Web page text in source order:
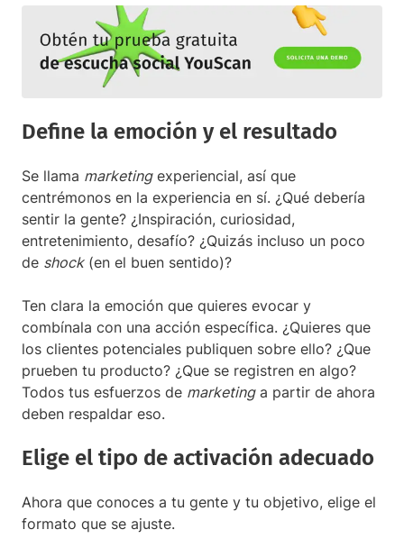
Define la emoción y el resultado
Se llama marketingexperiencial, así que
centrémonos en la experiencia en sí. ¿Qué debería
sentir la gente? ¿Inspiración, curiosidad,
entretenimiento, desafío? ¿Quizás incluso un poco
de shock(en el buen sentido)?
Ten clara la emoción que quieres evocar y
combínala con una acción específica. ¿Quieres que
los clientes potenciales publiquen sobre ello? ¿Que
prueben tu producto? ¿Que se registren en algo?
Todos tus esfuerzos de marketinga partir de ahora
deben respaldar eso.
Elige el tipo de activación adecuado
Ahora que conoces a tu gente y tu objetivo, elige el
formato que se ajuste.